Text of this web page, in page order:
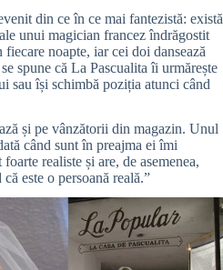
din ce în ce mai fantezistă: există
unui magician francez îndrăgostit
noapte, iar cei doi dansează
spune că La Pascualita îi urmărește
sau își schimbă poziția atunci când
și pe vânzătorii din magazin. Unul
când sunt în preajma ei îmi
realiste și are, de asemenea,
este o persoană reală.”